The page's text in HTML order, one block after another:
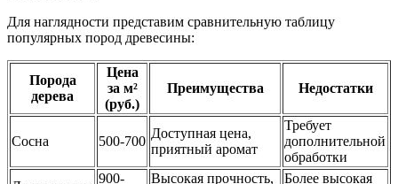
Для наглядности представим сравнительную таблицу
популярных пород древесины:
Порода
дерева
Цена
за м²
(руб.)
Преимущества Недостатки
Сосна 500-700
Доступная цена,
приятный аромат
Требует
дополнительной
обработки
900-
Высокая прочность,
Более высокая